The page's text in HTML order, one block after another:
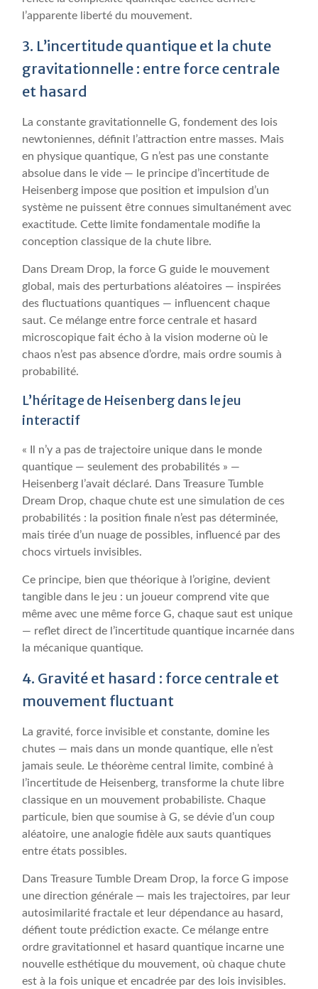
l’apparente liberté du mouvement.
3. L’incertitude quantique et la chute
gravitationnelle : entre force centrale
et hasard
La constante gravitationnelle G, fondement des lois
newtoniennes, définit l’attraction entre masses. Mais
en physique quantique, G n’est pas une constante
absolue dans le vide — le principe d’incertitude de
Heisenberg impose que position et impulsion d’un
système ne puissent être connues simultanément avec
exactitude. Cette limite fondamentale modifie la
conception classique de la chute libre.
Dans Dream Drop, la force G guide le mouvement
global, mais des perturbations aléatoires — inspirées
des fluctuations quantiques — influencent chaque
saut. Ce mélange entre force centrale et hasard
microscopique fait écho à la vision moderne où le
chaos n’est pas absence d’ordre, mais ordre soumis à
probabilité.
L’héritage de Heisenberg dans le jeu
interactif
« Il n’y a pas de trajectoire unique dans le monde
quantique — seulement des probabilités » —
Heisenberg l’avait déclaré. Dans Treasure Tumble
Dream Drop, chaque chute est une simulation de ces
probabilités : la position finale n’est pas déterminée,
mais tirée d’un nuage de possibles, influencé par des
chocs virtuels invisibles.
Ce principe, bien que théorique à l’origine, devient
tangible dans le jeu : un joueur comprend vite que
même avec une même force G, chaque saut est unique
— reflet direct de l’incertitude quantique incarnée dans
la mécanique quantique.
4. Gravité et hasard : force centrale et
mouvement fluctuant
La gravité, force invisible et constante, domine les
chutes — mais dans un monde quantique, elle n’est
jamais seule. Le théorème central limite, combiné à
l’incertitude de Heisenberg, transforme la chute libre
classique en un mouvement probabiliste. Chaque
particule, bien que soumise à G, se dévie d’un coup
aléatoire, une analogie fidèle aux sauts quantiques
entre états possibles.
Dans Treasure Tumble Dream Drop, la force G impose
une direction générale — mais les trajectoires, par leur
autosimilarité fractale et leur dépendance au hasard,
défient toute prédiction exacte. Ce mélange entre
ordre gravitationnel et hasard quantique incarne une
nouvelle esthétique du mouvement, où chaque chute
est à la fois unique et encadrée par des lois invisibles.